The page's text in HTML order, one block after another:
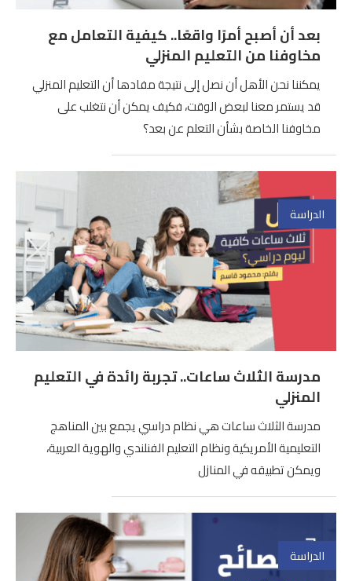
بعد أن أصبح أمرًا واقعًا.. كيفية التعامل مع
مخاوفنا من التعليم المنزلي
يمكننا نحن الأهل أن نصل إلى نتيجة مفادها أن التعليم المنزلي
قد يستمر معنا لبعض الوقت، فكيف يمكن أن نتغلب على
مخاوفنا الخاصة بشأن التعلم عن بعد؟
الدراسة
مدرسة الثلاث ساعات.. تجربة رائدة في التعليم
المنزلي
مدرسة الثلاث ساعات هي نظام دراسي يجمع بين المناهج
التعليمية الأمريكية ونظام التعليم الفنلندي والهوية العربية،
ويمكن تطبيقه في المنازل
الدراسة